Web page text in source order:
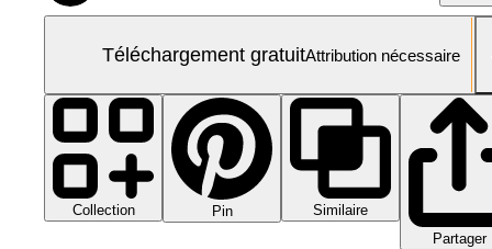
Téléchargement gratuitAttribution nécessaire
Collection Pin
Similaire
Partager